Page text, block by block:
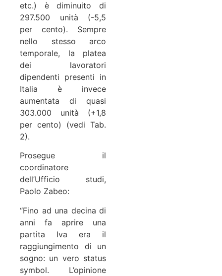
etc.) è diminuito di
297.500 unità (-5,5
per cento). Sempre
nello stesso arco
temporale, la platea
dei lavoratori
dipendenti presenti in
Italia è invece
aumentata di quasi
303.000 unità (+1,8
per cento) (vedi Tab.
2).
Prosegue il
coordinatore
dell’Ufficio studi,
Paolo Zabeo:
“Fino ad una decina di
anni fa aprire una
partita Iva era il
raggiungimento di un
sogno: un vero status
symbol. L’opinione